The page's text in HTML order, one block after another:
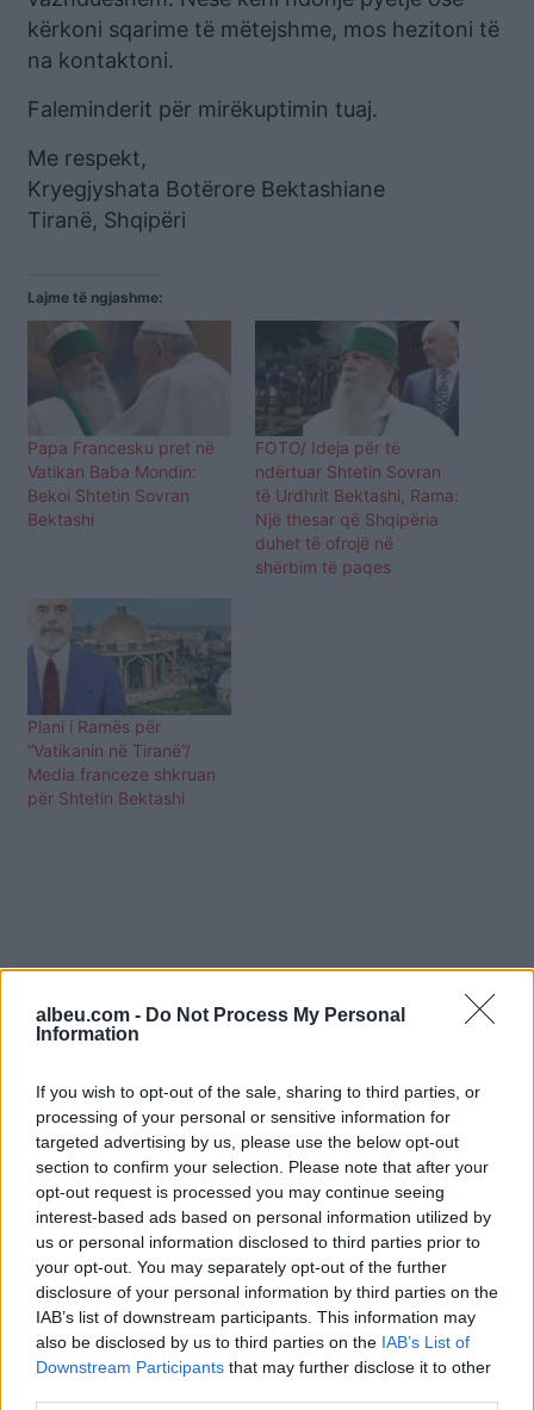
albeu.com - Do Not Process My Personal
Information
If you wish to opt-out of the sale, sharing to third parties, or
processing of your personal or sensitive information for
targeted advertising by us, please use the below opt-out
section to confirm your selection. Please note that after your
opt-out request is processed you may continue seeing
interest-based ads based on personal information utilized by
us or personal information disclosed to third parties prior to
your opt-out. You may separately opt-out of the further
disclosure of your personal information by third parties on the
IAB’s list of downstream participants. This information may
also be disclosed by us to third parties on the IAB’s List of
Downstream Participants that may further disclose it to other
kërkoni sqarime të mëtejshme, mos hezitoni të
na kontaktoni.
Faleminderit për mirëkuptimin tuaj.
Me respekt,
Kryegjyshata Botërore Bektashiane
Tiranë, Shqipëri
Lajme të ngjashme:
Papa Francesku pret në
Vatikan Baba Mondin:
Bekoi Shtetin Sovran
Bektashi
FOTO/ Ideja për të
ndërtuar Shtetin Sovran
të Urdhrit Bektashi, Rama:
Një thesar që Shqipëria
duhet të ofrojë në
shërbim të paqes
Plani i Ramës për
“Vatikanin në Tiranë”/
Media franceze shkruan
për Shtetin Bektashi
Shtuarmë25.09.2024 16:50
Tags:
baba mondi , Shteti Bektashi